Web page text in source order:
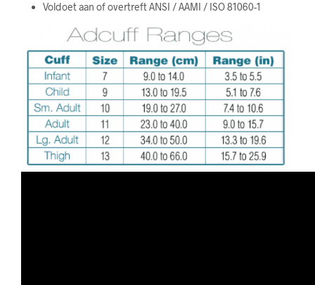
Voldoet aan of overtreft ANSI / AAMI / ISO 81060-1